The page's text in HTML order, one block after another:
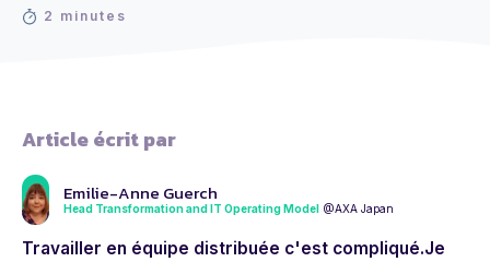
2 minutes
Article écrit par
Emilie-Anne Guerch
Head Transformation and IT Operating Model @AXA Japan
Travailler en équipe distribuée c'est compliqué.Je